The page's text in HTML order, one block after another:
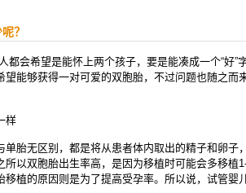
？
会希望是能怀上两个孩子，要是能凑成一个“好”
望能够获得一对可爱的双胞胎，不过问题也随之而
样
胎无区别，都是将从患者体内取出的精子和卵子
所以双胞胎出生率高，是因为移植时可能会多移植
移植的原因则是为了提高受孕率。所以说，试管婴